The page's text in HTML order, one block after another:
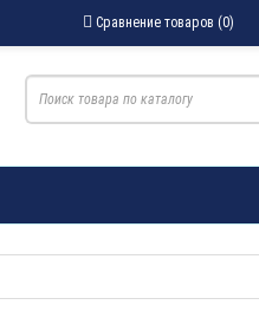
Сравнение товаров (0)